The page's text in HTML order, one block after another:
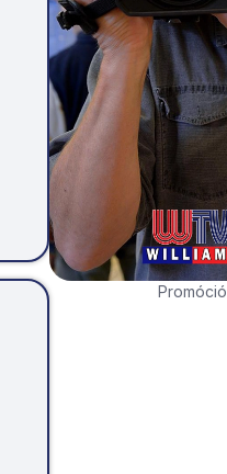
Promóció